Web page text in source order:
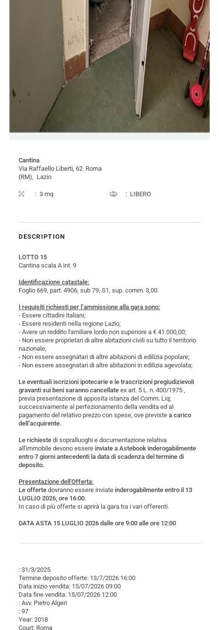
Cantina
Via Raffaello Liberti, 62 Roma
(RM), Lazio
: 3 mq : LIBERO
DESCRIPTION
LOTTO 15
Cantina scala A int. 9
Identificazione catastale:
Foglio 669, part. 4906, sub 79, S1, sup. comm. 3,00
I requisiti richiesti per l’ammissione alla gara sono:
- Essere cittadini italiani;
- Essere residenti nella regione Lazio;
- Avere un reddito familiare lordo non superiore a € 41.000,00;
- Non essere proprietari di altre abitazioni civili su tutto il territorio
nazionale;
- Non essere assegnatari di altre abitazioni di edilizia popolare;
- Non essere assegnatari di altre abitazioni in edilizia agevolata;
Le eventuali iscrizioni ipotecarie e le trascrizioni pregiudizievoli
gravanti sui beni saranno cancellate ex art. 5 L. n. 400/1975 ,
previa presentazione di apposita istanza del Comm. Liq;
successivamente al perfezionamento della vendita ed al
pagamento del relativo prezzo con spese, ove previstea carico
dell’acquirente.
Le richiestedi sopralluoghi e documentazione relativa
all'immobile devono essere inviate a Astebook inderogabilmente
entro 7 giorni antecedenti la data di scadenza del termine di
deposito.
Presentazione dell'Offerta:
Le offertedovranno essere inviate inderogabilmente entro il 13
LUGLIO 2026, ore 16:00.
In caso di più offerte si aprirà la gara tra i vari offerenti.
DATA ASTA 15 LUGLIO 2026 dalle ore 9:00 alle ore 12:00
: 31/3/2025
Termine deposito offerte: 13/7/2026 16:00
Data inizio vendita: 15/07/2026 09:00
Data fine vendita: 15/07/2026 12:00
: Avv. Pietro Algeri
: 97
Year: 2018
Court: Roma